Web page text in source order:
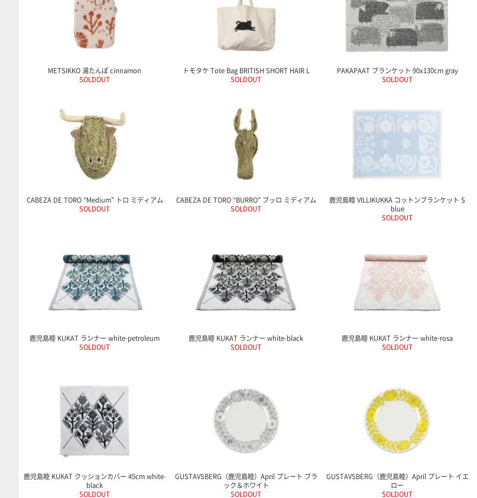
METSIKKO 湯たんぽ cinnamon
SOLDOUT
トモタケ Tote Bag BRITISH SHORT HAIR L
SOLDOUT
PAKAPAAT ブランケット 90x130cm gray
SOLDOUT
CABEZA DE TORO “Medium” トロ ミディアム
SOLDOUT
CABEZA DE TORO “BURRO” ブッロ ミディアム
SOLDOUT
鹿児島睦 VILLIKUKKA コットンブランケット S
blue
SOLDOUT
鹿児島睦 KUKAT ランナー white-petroleum
SOLDOUT
鹿児島睦 KUKAT ランナー white-black
SOLDOUT
鹿児島睦 KUKAT ランナー white-rosa
SOLDOUT
鹿児島睦 KUKAT クッションカバー 45cm white-
black
SOLDOUT
GUSTAVSBERG（鹿児島睦）April プレート ブラ
ック＆ホワイト
SOLDOUT
GUSTAVSBERG（鹿児島睦）April プレート イエ
ロー
SOLDOUT